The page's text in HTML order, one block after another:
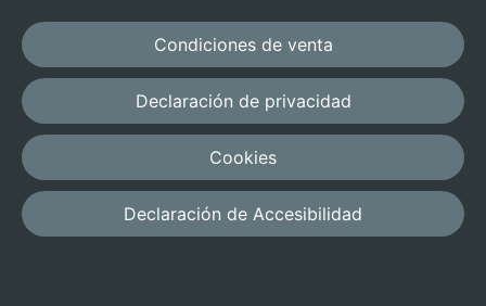
Condiciones de venta
Declaración de privacidad
Cookies
Declaración de Accesibilidad